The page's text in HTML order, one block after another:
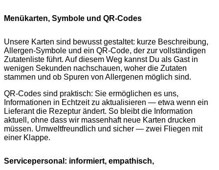
Menükarten, Symbole und QR-Codes
Unsere Karten sind bewusst gestaltet: kurze Beschreibung,
Allergen-Symbole und ein QR-Code, der zur vollständigen
Zutatenliste führt. Auf diesem Weg kannst Du als Gast in
wenigen Sekunden nachschauen, woher die Zutaten
stammen und ob Spuren von Allergenen möglich sind.
QR-Codes sind praktisch: Sie ermöglichen es uns,
Informationen in Echtzeit zu aktualisieren — etwa wenn ein
Lieferant die Rezeptur ändert. So bleibt die Information
aktuell, ohne dass wir massenhaft neue Karten drucken
müssen. Umweltfreundlich und sicher — zwei Fliegen mit
einer Klappe.
Servicepersonal: informiert, empathisch,